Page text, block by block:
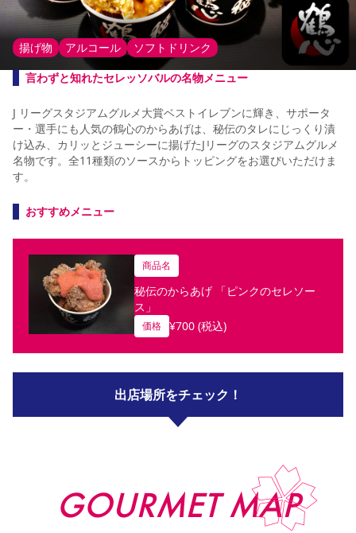
揚げ物 アルコール
ソフトドリンク
言わずと知れたセレッソバルの名物メニュー
J リーグスタジアムグルメ大賞ベストイレブンに輝き、サポータ
ー・選手にも人気の鶴心のからあげは、秘伝のタレにじっくり漬
け込み、カリッとジューシーに揚げたJリーグのスタジアムグルメ
名物です。全11種類のソースからトッピングをお選びいただけま
す。
おすすめメニュー
商品名
秘伝のからあげ 「ピンクのセレソー
ス」
価格 ¥700(税込)
出店場所をチェック！
GOURMET MAP